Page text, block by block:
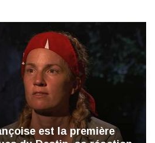
est la première